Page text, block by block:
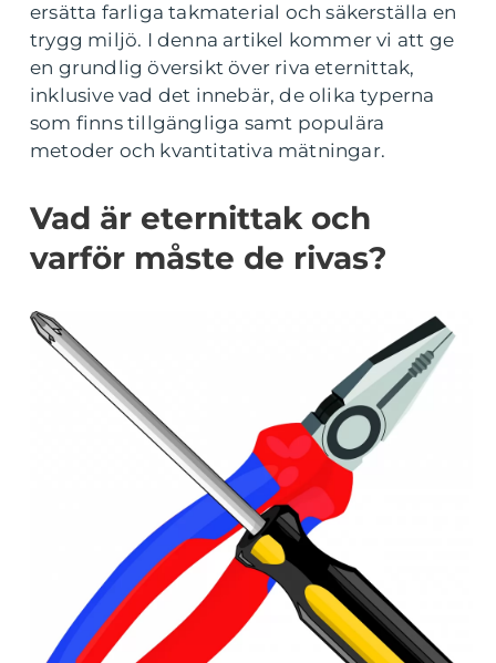
ersätta farliga takmaterial och säkerställa en
trygg miljö. I denna artikel kommer vi att ge
en grundlig översikt över riva eternittak,
inklusive vad det innebär, de olika typerna
som finns tillgängliga samt populära
metoder och kvantitativa mätningar.
Vad är eternittak och
varför måste de rivas?